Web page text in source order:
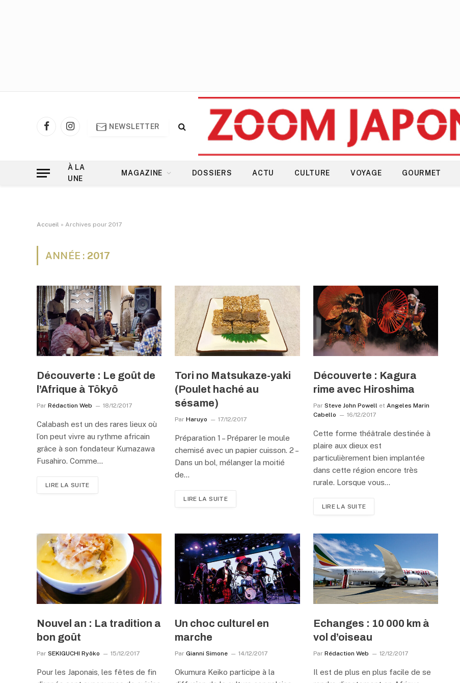
FacebookInstagram
NEWSLETTER
À LA
UNE
MAGAZINE DOSSIERS ACTU CULTURE VOYAGE GOURMET
Accueil » Archives pour 2017
ANNÉE : 2017
Découverte : Le goût de
l’Afrique à Tôkyô
Par Rédaction Web 18/12/2017
Calabash est un des rares lieux où
l’on peut vivre au rythme africain
grâce à son fondateur Kumazawa
Fusahiro. Comme…
LIRE LA SUITE
Tori no Matsukaze-yaki
(Poulet haché au
sésame)
Par Haruyo 17/12/2017
Préparation 1 – Préparer le moule
chemisé avec un papier cuisson. 2 –
Dans un bol, mélanger la moitié
de…
LIRE LA SUITE
Découverte : Kagura
rime avec Hiroshima
Par Steve John Powell et Angeles Marin
Cabello
16/12/2017
Cette forme théâtrale destinée à
plaire aux dieux est
particulièrement bien implantée
dans cette région encore très
rurale. Lorsque vous…
LIRE LA SUITE
Nouvel an : La tradition a
bon goût
Par SEKIGUCHI Ryôko 15/12/2017
Pour les Japonais, les fêtes de fin
Un choc culturel en
marche
Par Gianni Simone 14/12/2017
Okumura Keiko participe à la
Echanges : 10 000 km à
vol d’oiseau
Par Rédaction Web 12/12/2017
Il est de plus en plus facile de se